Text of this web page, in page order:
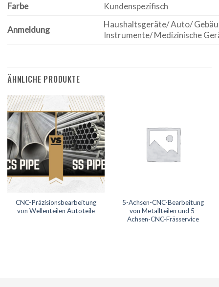
Farbe
Kundenspezifisch
Anmeldung
Haushaltsgeräte/ Auto/
Instrumente/ Medizinische
ÄHNLICHE PRODUKTE
CNC-Präzisionsbearbeitung
von Wellenteilen Autoteile
5-Achsen-CNC-Bearbeitung
von Metallteilen und 5-
Achsen-CNC-Frässervice